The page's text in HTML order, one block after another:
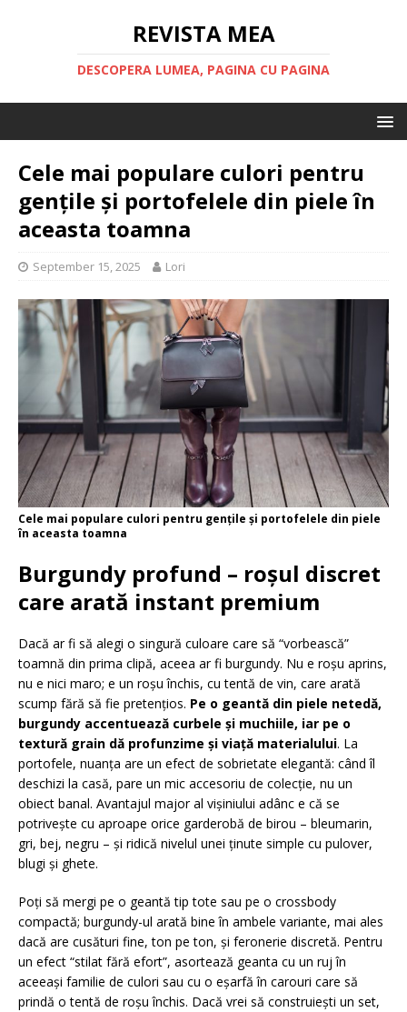
REVISTA MEA
DESCOPERA LUMEA, PAGINA CU PAGINA
Cele mai populare culori pentru
gențile și portofelele din piele în
aceasta toamna
September 15, 2025 Lori
Cele mai populare culori pentru gențile și portofelele din piele
în aceasta toamna
Burgundy profund – roșul discret
care arată instant premium
Dacă ar fi să alegi o singură culoare care să “vorbească”
toamnă din prima clipă, aceea ar fi burgundy. Nu e roșu aprins,
nu e nici maro; e un roșu închis, cu tentă de vin, care arată
scump fără să fie pretențios. Pe o geantă din piele netedă,
burgundy accentuează curbele și muchiile, iar pe o
textură grain dă profunzime și viață materialului. La
portofele, nuanța are un efect de sobrietate elegantă: când îl
deschizi la casă, pare un mic accesoriu de colecție, nu un
obiect banal. Avantajul major al vișiniului adânc e că se
potrivește cu aproape orice garderobă de birou – bleumarin,
gri, bej, negru – și ridică nivelul unei ținute simple cu pulover,
blugi și ghete.
Poți să mergi pe o geantă tip tote sau pe o crossbody
compactă; burgundy-ul arată bine în ambele variante, mai ales
dacă are cusături fine, ton pe ton, și feronerie discretă. Pentru
un efect “stilat fără efort”, asortează geanta cu un ruj în
aceeași familie de culori sau cu o eșarfă în carouri care să
prindă o tentă de roșu închis. Dacă vrei să construiești un set,